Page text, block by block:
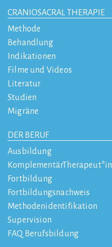
CRANIOSACRAL THERAPIE
Methode
Behandlung
Indikationen
Filme und Videos
Literatur
Studien
Migräne
DER BERUF
Ausbildung
KomplementärTherapeut*in
Fortbildung
Fortbildungsnachweis
Methodenidentifikation
Supervision
FAQ Berufsbildung